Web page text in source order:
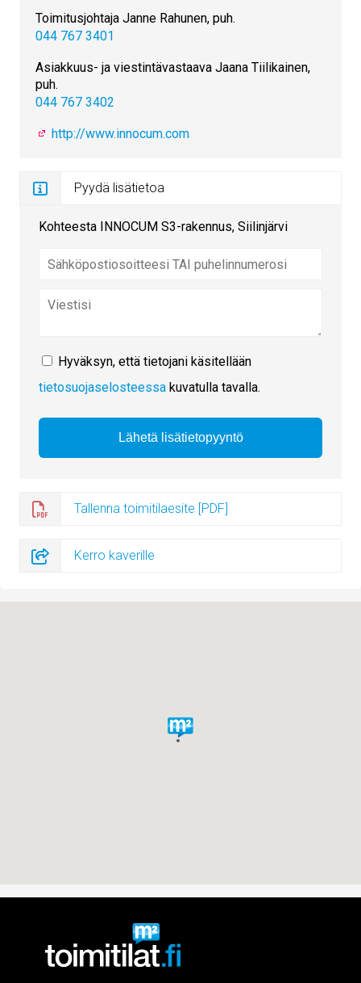
Toimitusjohtaja Janne Rahunen, puh.
044 767 3401
Asiakkuus- ja viestintävastaava Jaana Tiilikainen,
puh.
044 767 3402
http://www.innocum.com
Pyydä lisätietoa
Kohteesta INNOCUM S3-rakennus, Siilinjärvi
Hyväksyn, että tietojani käsitellään
tietosuojaselosteessa kuvatulla tavalla.
Tallenna toimitilaesite [PDF]
Kerro kaverille